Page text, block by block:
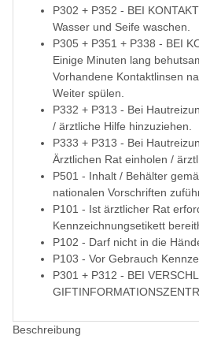
P302 + P352 - BEI
Wasser und Seife waschen.
P305 + P351 + P338 - BEI
Einige Minuten lang
Vorhandene Kontaktlinsen
Weiter spülen.
P332 + P313 - Bei
/ ärztliche Hilfe hinzuziehen.
P333 + P313 - Bei
Ärztlichen Rat einholen /
P501 - Inhalt / Behälter
nationalen Vorschriften
P101 - Ist ärztlicher Rat
Kennzeichnungsetikett
P102 - Darf nicht in die
P103 - Vor Gebrauch
P301 + P312 - BEI
Beschreibung